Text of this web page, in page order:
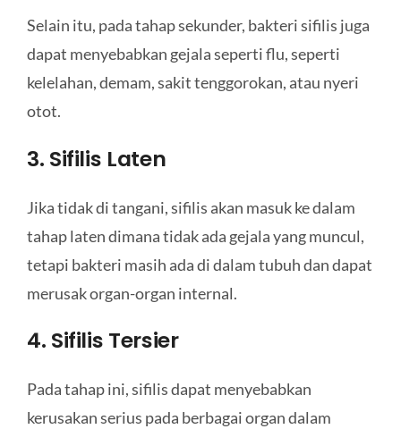
Selain itu, pada tahap sekunder, bakteri sifilis juga
dapat menyebabkan gejala seperti flu, seperti
kelelahan, demam, sakit tenggorokan, atau nyeri
otot.
3. Sifilis Laten
Jika tidak di tangani, sifilis akan masuk ke dalam
tahap laten dimana tidak ada gejala yang muncul,
tetapi bakteri masih ada di dalam tubuh dan dapat
merusak organ-organ internal.
4. Sifilis Tersier
Pada tahap ini, sifilis dapat menyebabkan
kerusakan serius pada berbagai organ dalam